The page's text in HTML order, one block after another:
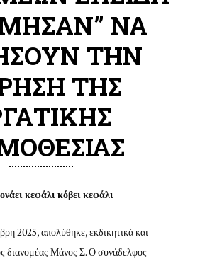
ΝΑ
ΤΗΝ
ΤΗΣ
κεφάλι κόβει κεφάλι
2025, απολύθηκε, εκδικητικά και
διανομέας Μάνος Σ. Ο συνάδελφος